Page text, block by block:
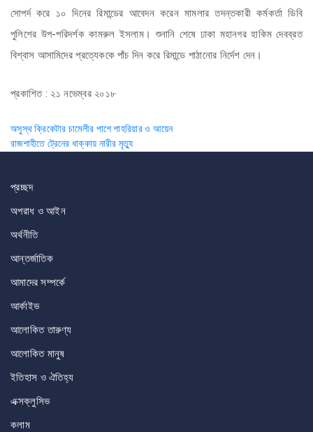
সোপর্দ করে ১০ দিনের রিমান্ডের আবেদন করেন মামলার তদন্তকারী কর্মকর্তা ডিবি
পুলিশের উপ-পরিদর্শক কামরুল ইসলাম। শুনানি শেষে ঢাকা মহানগর হাকিম দেবব্রত
বিশ্বাস আসামিদের প্রত্যেককে পাঁচ দিন করে রিমান্ডে পাঠানোর নির্দেশ দেন।
প্রকাশিত : ২১ নভেম্বর ২০১৮
Post
navigation
অসুস্থ ক্রিকেটার চামেলীর পাশে শাহরিয়ার ও আয়েন
রাজশাহীতে ট্রেনের ধাক্কায় নারীর মৃত্যু
প্রচ্ছদ
অপরাধ ও আইন
অর্থনীতি
আন্তর্জাতিক
আমাদের সম্পর্কে
আর্কাইভ
আলোকিত তারুণ্য
আলোকিত মানুষ
ইতিহাস ও ঐতিহ্য
এক্সক্লুসিভ
কলাম